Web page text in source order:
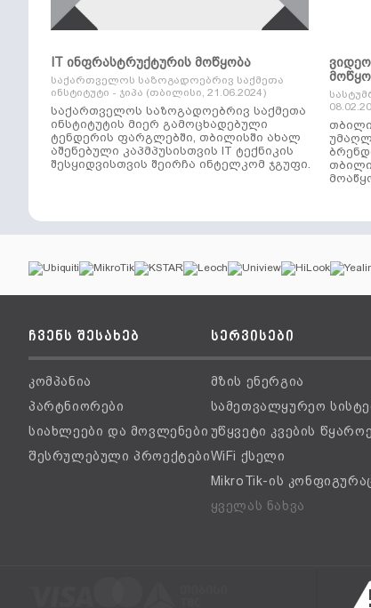
IT ინფრასტრუქტურის მოწყობა
საქართველოს საზოგადოებრივ საქმეთა
ინსტიტუტი - ჯიპა (თბილისი, 21.06.2024)
საქართველოს საზოგადოებრივ საქმეთა
ინსტიტუტის მიერ გამოცხადებული
ტენდერის ფარგლებში, თბილისში ახალ
აშენებული კაპმპუსისთვის IT ტექნიკის
შესყიდვისთვის შეირჩა ინტელკომ ჯგუფი.
ჩვენს შესახებ
კომპანია
პარტნიორები
სიახლეები და მოვლენები
შესრულებული პროექტები
სერვისები
მზის ენერგია
სამეთვალყურეო
უწყვეტი კვების
WiFi ქსელი
MikroTik-ის
ყველას ნახვა